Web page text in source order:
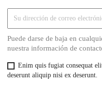
Puede darse de baja en
nuestra información de
Enim quis fugiat consequat
deserunt aliquip nisi ex deserunt.